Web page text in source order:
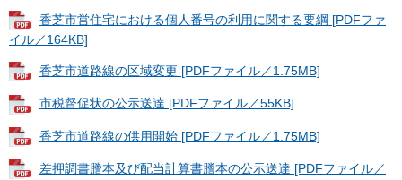
香芝市営住宅における個人番号の利用に関する要綱 [PDFファ
イル／164KB]
香芝市道路線の区域変更 [PDFファイル／1.75MB]
市税督促状の公示送達 [PDFファイル／55KB]
香芝市道路線の供用開始 [PDFファイル／1.75MB]
差押調書謄本及び配当計算書謄本の公示送達 [PDFファイル／